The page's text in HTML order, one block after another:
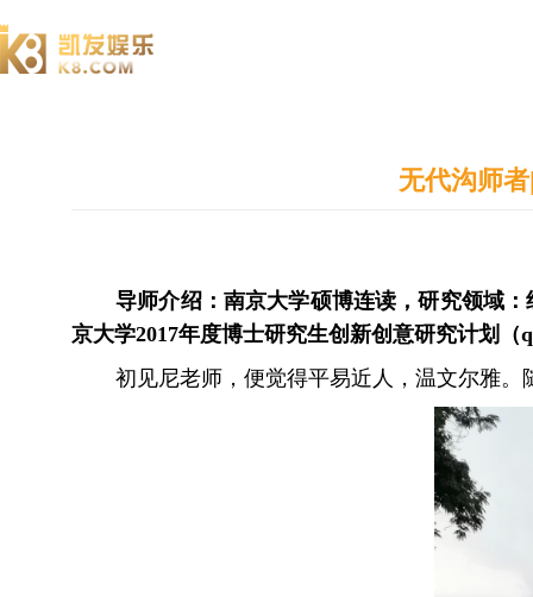
无代沟师
导师介绍：南京大学硕博连读，研究领域
京大学2017年度博士研究生创新创意研究计划（
初见尼老师，便觉得平易近人，温文尔雅